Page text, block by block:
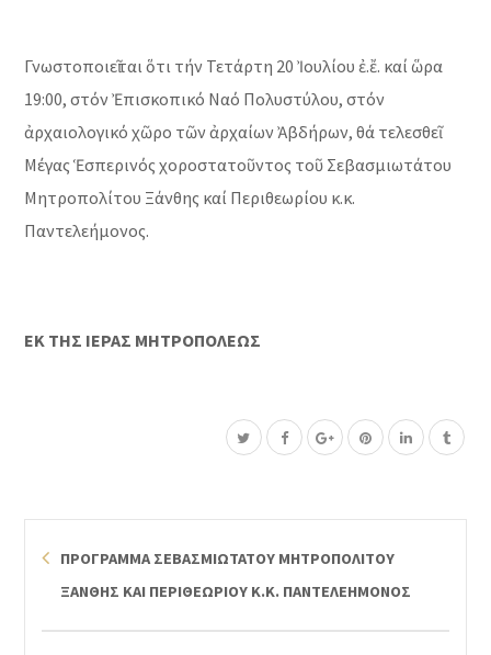
Γνωστοποιεῖται ὅτι τήν Τετάρτη 20 Ἰουλίου ἐ.ἔ. καί ὥρα
19:00, στόν Ἐπισκοπικό Ναό Πολυστύλου, στόν
ἀρχαιολογικό χῶρο τῶν ἀρχαίων Ἀβδήρων, θά τελεσθεῖ
Μέγας Ἑσπερινός χοροστατοῦντος τοῦ Σεβασμιωτάτου
Μητροπολίτου Ξάνθης καί Περιθεωρίου κ.κ.
Παντελεήμονος.
ΕΚ ΤΗΣ ΙΕΡΑΣ ΜΗΤΡΟΠΟΛΕΩΣ
ΠΡΟΓΡΑΜΜΑ ΣΕΒΑΣΜΙΩΤΑΤΟΥ ΜΗΤΡΟΠΟΛΙΤΟΥ
ΞΑΝΘΗΣ ΚΑΙ ΠΕΡΙΘΕΩΡΙΟΥ Κ.Κ. ΠΑΝΤΕΛΕΗΜΟΝΟΣ